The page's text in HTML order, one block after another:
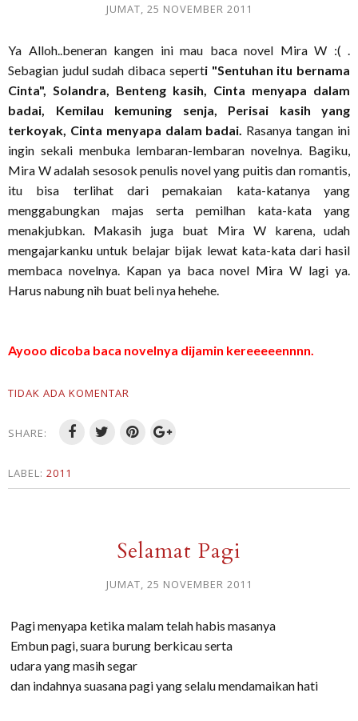
JUMAT, 25 NOVEMBER 2011
Ya Alloh..beneran kangen ini mau baca novel Mira W :( .
Sebagian judul sudah dibaca seperti "Sentuhan itu bernama
Cinta", Solandra, Benteng kasih, Cinta menyapa dalam
badai, Kemilau kemuning senja, Perisai kasih yang
terkoyak, Cinta menyapa dalam badai. Rasanya tangan ini
ingin sekali menbuka lembaran-lembaran novelnya. Bagiku,
Mira W adalah sesosok penulis novel yang puitis dan romantis,
itu bisa terlihat dari pemakaian kata-katanya yang
menggabungkan majas serta pemilhan kata-kata yang
menakjubkan. Makasih juga buat Mira W karena, udah
mengajarkanku untuk belajar bijak lewat kata-kata dari hasil
membaca novelnya. Kapan ya baca novel Mira W lagi ya.
Harus nabung nih buat beli nya hehehe.
Ayooo dicoba baca novelnya dijamin kereeeeennnn.
TIDAK ADA KOMENTAR
SHARE:
LABEL: 2011
Selamat Pagi
JUMAT, 25 NOVEMBER 2011
Pagi menyapa ketika malam telah habis masanya
Embun pagi, suara burung berkicau serta
udara yang masih segar
dan indahnya suasana pagi yang selalu mendamaikan hati